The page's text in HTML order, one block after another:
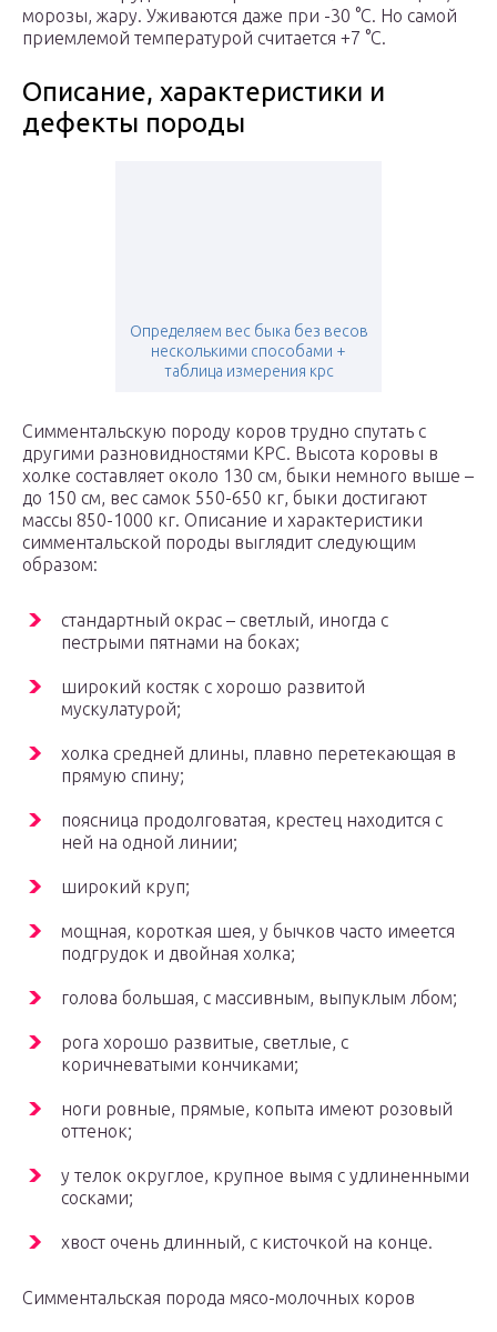
морозы, жару. Уживаются даже при -30 °С. Но самой
приемлемой температурой считается +7 °С.
Описание, характеристики и
дефекты породы
Определяем вес быка без весов
несколькими способами +
таблица измерения крс
Симментальскую породу коров трудно спутать с
другими разновидностями КРС. Высота коровы в
холке составляет около 130 см, быки немного выше –
до 150 см, вес самок 550-650 кг, быки достигают
массы 850-1000 кг. Описание и характеристики
симментальской породы выглядит следующим
образом:
стандартный окрас – светлый, иногда с
пестрыми пятнами на боках;
широкий костяк с хорошо развитой
мускулатурой;
холка средней длины, плавно перетекающая в
прямую спину;
поясница продолговатая, крестец находится с
ней на одной линии;
широкий круп;
мощная, короткая шея, у бычков часто имеется
подгрудок и двойная холка;
голова большая, с массивным, выпуклым лбом;
рога хорошо развитые, светлые, с
коричневатыми кончиками;
ноги ровные, прямые, копыта имеют розовый
оттенок;
у телок округлое, крупное вымя с удлиненными
сосками;
хвост очень длинный, с кисточкой на конце.
Симментальская порода мясо-молочных коров